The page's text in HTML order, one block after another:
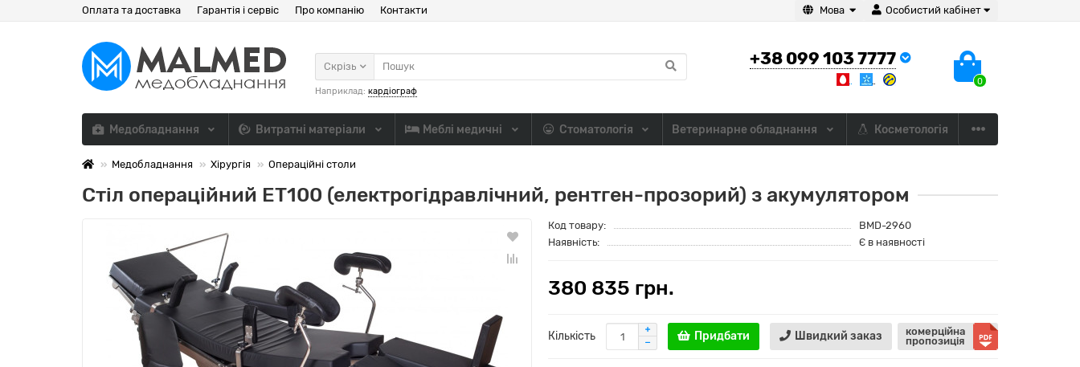
Особистий кабінет
Мова
Оплата та доставка Гарантія і сервіс Про компанію Контакти
+38 099 103 7777
0
Скрізь
Наприклад: кардіограф
Медобладнання Витратні матеріали Меблі медичні Стоматологія Ветеринарне обладнання Косметологія
Медобладнання Хірургія Операційні столи
Стіл операційний ЕТ100 (електрогідравлічний, рентген-прозорий) з акумулятором
Код товару:
BMD-2960
Наявність:
Є в наявності
380 835 грн.
Кількість Придбати Швидкий заказ
комерційна
пропозиція